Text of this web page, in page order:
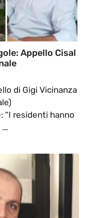
Appello Cisal
di Gigi Vicinanza
“I residenti hanno